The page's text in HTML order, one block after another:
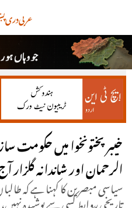
دریعربی
خیبرپختونخوا میں حکومت
الرحمان اور شاندانہ
سیاسی مبصرین کا کہنا ہے کہ
تاریخی روابط کسی سے پوشیدہ